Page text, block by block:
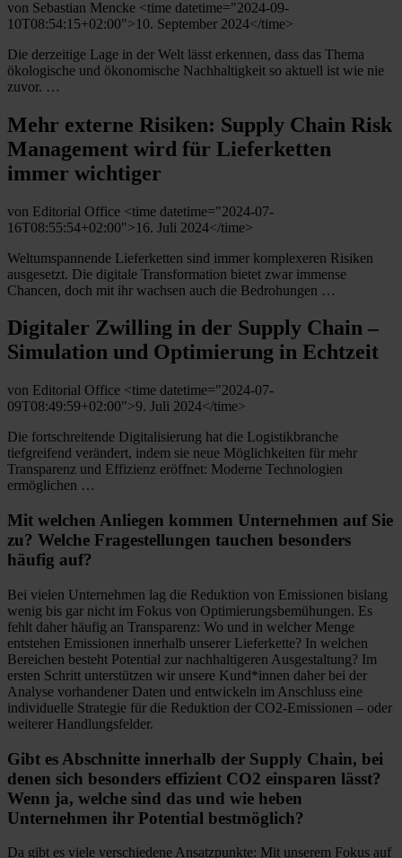
von Sebastian Mencke <time datetime="2024-09-
10T08:54:15+02:00">10. September 2024</time>
Die derzeitige Lage in der Welt lässt erkennen, dass das Thema
ökologische und ökonomische Nachhaltigkeit so aktuell ist wie nie
zuvor. …
Mehr externe Risiken: Supply Chain Risk
Management wird für Lieferketten
immer wichtiger
von Editorial Office <time datetime="2024-07-
16T08:55:54+02:00">16. Juli 2024</time>
Weltumspannende Lieferketten sind immer komplexeren Risiken
ausgesetzt. Die digitale Transformation bietet zwar immense
Chancen, doch mit ihr wachsen auch die Bedrohungen …
Digitaler Zwilling in der Supply Chain –
Simulation und Optimierung in Echtzeit
von Editorial Office <time datetime="2024-07-
09T08:49:59+02:00">9. Juli 2024</time>
Die fortschreitende Digitalisierung hat die Logistikbranche
tiefgreifend verändert, indem sie neue Möglichkeiten für mehr
Transparenz und Effizienz eröffnet: Moderne Technologien
ermöglichen …
Mit welchen Anliegen kommen Unternehmen auf Sie
zu? Welche Fragestellungen tauchen besonders
häufig auf?
Bei vielen Unternehmen lag die Reduktion von Emissionen bislang
wenig bis gar nicht im Fokus von Optimierungsbemühungen. Es
fehlt daher häufig an Transparenz: Wo und in welcher Menge
entstehen Emissionen innerhalb unserer Lieferkette? In welchen
Bereichen besteht Potential zur nachhaltigeren Ausgestaltung? Im
ersten Schritt unterstützen wir unsere Kund*innen daher bei der
Analyse vorhandener Daten und entwickeln im Anschluss eine
individuelle Strategie für die Reduktion der CO2-Emissionen – oder
weiterer Handlungsfelder.
Gibt es Abschnitte innerhalb der Supply Chain, bei
denen sich besonders effizient CO2 einsparen lässt?
Wenn ja, welche sind das und wie heben
Unternehmen ihr Potential bestmöglich?
Da gibt es viele verschiedene Ansatzpunkte: Mit unserem Fokus auf